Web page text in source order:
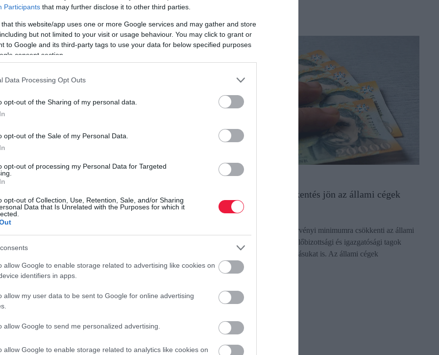
Participants that may further disclose it to other third parties.
that this website/app uses one or more Google services and may gather and store
but not limited to your visit or usage behaviour. You may click to grant or
to Google and its third-party tags to use your data for below specified purposes
consent section.
Data Processing Opt Outs
opt-out of the Sharing of my personal data.
opt-out of the Sale of my Personal Data.
opt-out of processing my Personal Data for Targeted
opt-out of Collection, Use, Retention, Sale, and/or Sharing
Data that Is Unrelated with the Purposes for which it
allow Google to enable storage related to advertising like cookies on
identifiers in apps.
allow my user data to be sent to Google for online advertising
allow Google to send me personalized advertising.
allow Google to enable storage related to analytics like cookies on
de ezt az ábrát a laikusok
megértik.
forrásként a Google Keresőben!
MUNKA
Létszám- és bércsökkentés jön az állami cégek
irányításában
A kormány jelentősen, a törvényi minimumra csökkenti az állami
cégeknél megbízott felügyelőbizottsági és igazgatósági tagok
számát, és csökkenti a díjazásukat is. Az állami cégek
vezetőinek…